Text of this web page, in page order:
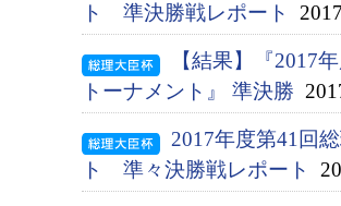
ト 準決勝戦レポート
【結果】『2017
トーナメント』 準決勝
2017年度第41回
ト 準々決勝戦レポート